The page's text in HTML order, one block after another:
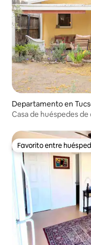
Departamento en
Casa de huéspedes
Favorito entre
Favorito entre